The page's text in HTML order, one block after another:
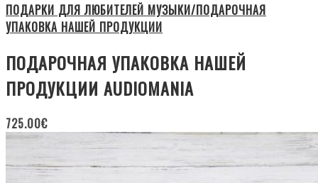
ПОДАРКИ ДЛЯ ЛЮБИТЕЛЕЙ МУЗЫКИ/ПОДАРОЧНАЯ
УПАКОВКА НАШЕЙ ПРОДУКЦИИ
ПОДАРОЧНАЯ УПАКОВКА НАШЕЙ
ПРОДУКЦИИ AUDIOMANIA
725.00€